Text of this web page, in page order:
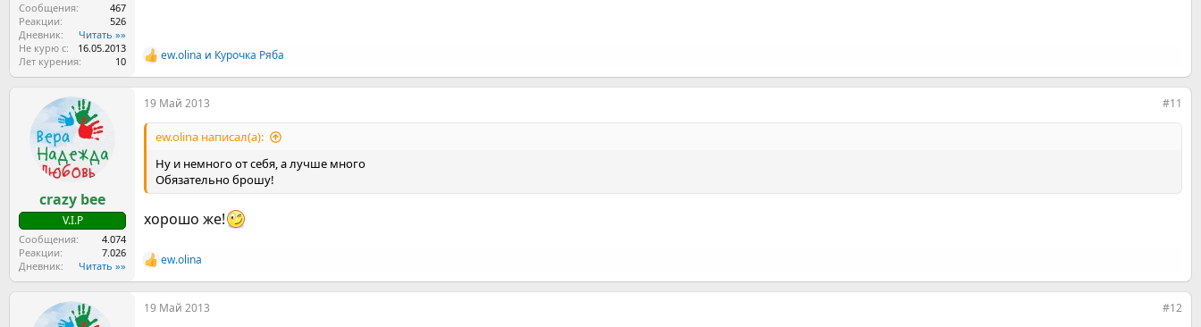
Сообщения
467
Реакции
526
Дневник
Читать »»
Не курю с
16.05.2013
Лет курения
10
Р
е
а
к
ew.olina и Курочка Ряба
crazy bee
V.I.P
Сообщения
4.074
Реакции
7.026
Дневник
Читать »»
19 Май 2013 #11
ew.olina написал(а):
Ну и немного от себя, а лучше много
Обязательно брошу!
хорошо же!
Р
е
а
к
ew.olina
19 Май 2013 #12